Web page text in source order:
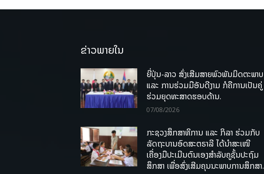
ຂ່າວພາຍໃນ
ຍີ່ປຸ່ນ-ລາວ ສົ່ງເສີມສາຍພົວພັນມິດຕະພາບ
ແລະ ການຮ່ວມມືອັນດີງາມ ກໍຄືການເປັນຄູ່
ຮ່ວມຍຸດທະສາດຮອບດ້ານ.
07/08/2026
ກະຊວງສຶກສາທິການ ແລະ ກິລາ ຮ່ວມກັບ
ລັດຖະບານອົດສະຕຣາລີ ໄດ້ນຳສະເໜີ
ເຄື່ອງມືປະເມີນຕົນເອງສຳລັບຄູຊັ້ນປະຖົມ
ສຶກສາ ເພື່ອສົ່ງເສີມຄຸນນະພາບການສຶກສາ.